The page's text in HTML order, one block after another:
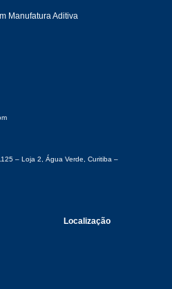
Manufatura Aditiva
– Loja 2, Água Verde, Curitiba –
Localização